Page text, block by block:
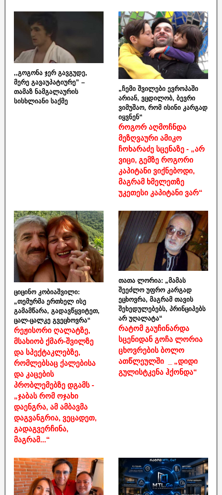
,,გოგონა ჯერ გავგუდე,
მერე გავაუპატიურე” –
თამაზ ნამგალაურის
სისხლიანი საქმე
„ჩემი შვილები ევროპაში
არიან, ვცდილობ, ბევრი
ვიმუშაო, რომ ისინი კარგად
იყვნენ“
როგორ აღმოჩნდა
მეზღვაური ამიკო
ჩოხარაძე სცენაზე - „არ
ვიცი, გემზე როგორი
კაპიტანი ვიქნებოდი,
მაგრამ ხმელეთზე
უკეთესი კაპიტანი ვარ“
ციცინო კობიაშვილი:
„თემურმა ერთხელ ისე
გამამწარა, გადავწყვიტეთ,
ცალ-ცალკე გვეცხოვრა“
რეჟისორი ღალატზე,
მსახიობ ქმარ-შვილზე
და სპექტაკლებზე,
რომლებსაც ქალებისა
და კაცების
პრობლემებზე დგამს -
„ჯაბას რომ ოჯახი
დაენგრა, ამ ამბავმა
დაგვანგრია, ვეცადეთ,
გადაგვერჩინა,
მაგრამ...“
თათა ლორია: „მამას
შეეძლო უფრო კარგად
ეცხოვრა, მაგრამ თავის
შეხედულებებს, პრინციპებს
არ უღალატა“
რატომ გაუჩინარდა
სცენიდან გოჩა ლორია
ცხოვრების ბოლო
ათწლეულში _ „დიდი
გულისტკენა ჰქონდა“